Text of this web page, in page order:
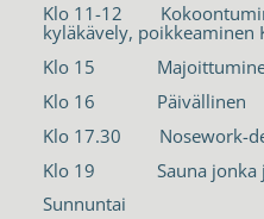
Klo 11-12
kyläkävely, poikkeaminen
Klo 15 Majoittuminen
Klo 16 Päivällinen
Klo 17.30 Nosework-
Klo 19 Sauna jonka
Sunnuntai